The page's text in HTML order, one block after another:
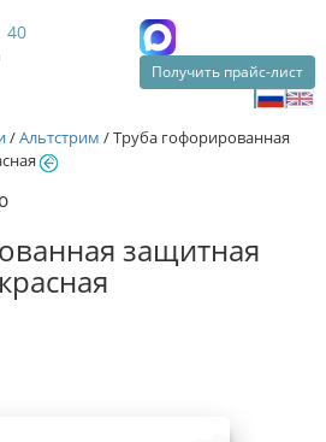
40
Получить прайс-лист
/Альтстрим /Труба гофорированная
защитная